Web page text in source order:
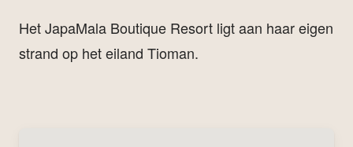
Het JapaMala Boutique Resort ligt aan haar eigen
strand op het eiland Tioman.